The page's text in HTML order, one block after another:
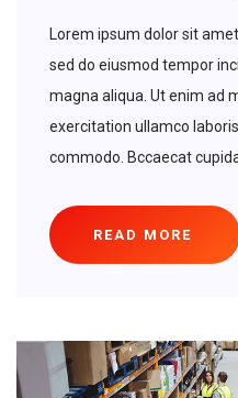
Lorem ipsum dolor sit
sed do eiusmod tempor
magna aliqua. Ut enim ad
exercitation ullamco
commodo. Bccaecat
READ MORE